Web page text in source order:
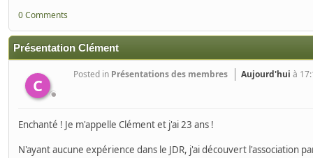
0 Comments
Présentation Clément
C
Posted in Présentations des membres Aujourd'hui à
Enchanté ! Je m'appelle Clément et j'ai 23 ans !
N'ayant aucune expérience dans le JDR, j'ai découvert l'association